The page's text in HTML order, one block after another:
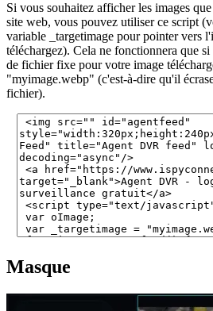
Si vous souhaitez afficher les images
site web, vous pouvez utiliser ce script
variable _targetimage pour pointer vers
téléchargez). Cela ne fonctionnera que
de fichier fixe pour votre image
"myimage.webp" (c'est-à-dire qu'il
fichier).
Masque